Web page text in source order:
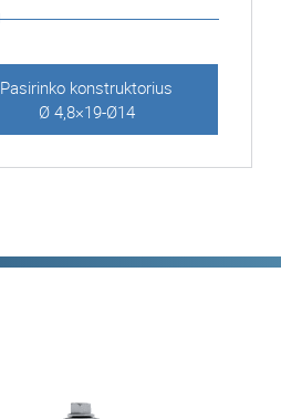
Pasirinko konstruktorius
Ø 4,8×19-Ø14